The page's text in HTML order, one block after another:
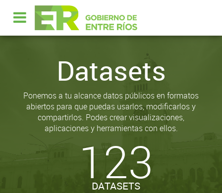
Datasets
Ponemos a tu alcance datos públicos en formatos
abiertos para que puedas usarlos, modificarlos y
compartirlos. Podes crear visualizaciones,
aplicaciones y herramientas con ellos.
123
DATASETS